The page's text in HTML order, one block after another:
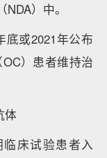
）中。
底或2021年公布
）患者维持治
体
床试验患者入